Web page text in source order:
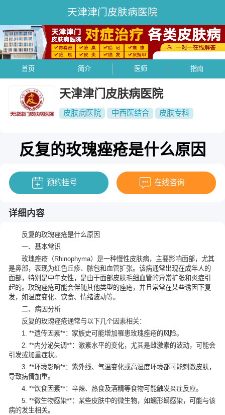
天津津门皮肤病医院
首页 简介 医师 指南
天津津门皮肤病医院
皮肤病医院 中西医结合 皮肤专科
反复的玫瑰痤疮是什么原因
预约挂号 在线咨询
详细内容
反复的玫瑰痤疮是什么原因
一、基本常识
玫瑰痤疮（Rhinophyma）是一种慢性皮肤病，主要影响面部，尤其
是鼻部，表现为红色丘疹、脓包和血管扩张。该病通常出现在成年人的
面部，特别是中年女性，是由于面部皮肤毛细血管的异常扩张和炎症引
起的。玫瑰痤疮可能会伴随其他类型的痤疮，并且常常在某些诱因下复
发，如温度变化、饮食、情绪波动等。
二、病因分析
反复的玫瑰痤疮通常与以下几个因素相关：
1. **遗传因素**：家族史可能增加罹患玫瑰痤疮的风险。
2. **内分泌失调**：激素水平的变化，尤其是雌激素的波动，可能会
引发或加重症状。
3. **环境影响**：紫外线、气温变化或高湿度环境都可能刺激皮肤，
导致病情加重。
4. **饮食因素**：辛辣、热食及酒精等食物可能触发炎症反应。
5. **微生物感染**：某些皮肤中的微生物，如蠕形螨感染，可能与该
病的发生相关。